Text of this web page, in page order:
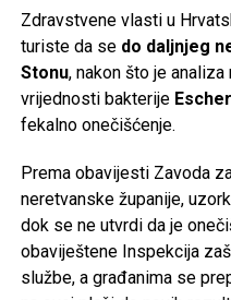
plan je izdvajanje
formiranje nove vlasničke
Više od stoljeća
Korijeni Varte sežu u
nastao je od njemačkog
Reparatur transportabler
i popravka prenosnih
je čak i poznati istraživač
ekspedicija.
Zdravstvene vlasti u
turiste da se do daljnjeg
Stonu, nakon što je
vrijednosti bakterije
fekalno onečišćenje.
Prema obavijesti Zavoda
neretvanske županije,
dok se ne utvrdi da je
obaviještene Inspekcija
službe, a građanima se